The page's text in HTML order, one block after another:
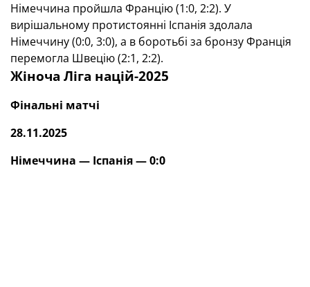
Німеччина пройшла Францію (1:0, 2:2). У
вирішальному протистоянні Іспанія здолала
Німеччину (0:0, 3:0), а в боротьбі за бронзу Франція
перемогла Швецію (2:1, 2:2).
Жіноча Ліга націй-2025
Фінальні матчі
28.11.2025
Німеччина — Іспанія — 0:0